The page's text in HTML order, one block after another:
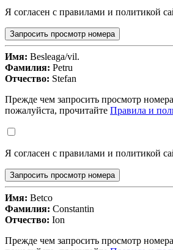
Я согласен с правилами и политикой
Запросить просмотр номера
Имя: Besleaga/vil.
Фамилия: Petru
Отчество: Stefan
Прежде чем запросить просмотр
пожалуйста, прочитайте Правила и
Я согласен с правилами и политикой
Запросить просмотр номера
Имя: Betco
Фамилия: Constantin
Отчество: Ion
Прежде чем запросить просмотр